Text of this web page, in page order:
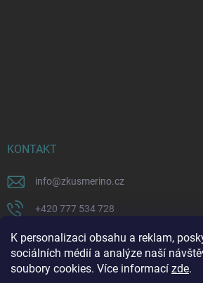
K personalizaci obsahu a reklam,
sociálních médií a analýze naší
soubory cookies. Více informací zde.
KONTAKT
info@zkusmerino.cz
+420 777 534 728
https://www.facebook.com/
zkusmerino.cz